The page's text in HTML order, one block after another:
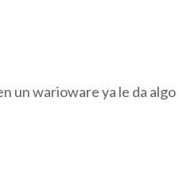
un warioware ya le da algo